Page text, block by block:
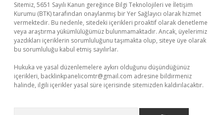
Sitemiz, 5651 Sayılı Kanun gereğince Bilgi Teknolojileri ve İletişim
Kurumu (BTK) tarafından onaylanmış bir Yer Sağlayıcı olarak hizmet
vermektedir. Bu nedenle, sitedeki içerikleri proaktif olarak denetleme
veya araştırma yükümlülüğümüz bulunmamaktadır. Ancak, üyelerimiz
yazdıkları içeriklerin sorumluluğunu taşımakta olup, siteye üye olarak
bu sorumluluğu kabul etmiş sayılırlar.
Hukuka ve yasal düzenlemelere aykırı olduğunu düşündüğünüz
içerikleri, backlinkpanelicomtr@gmail.com adresine bildirmeniz
halinde, ilgili içerikler yasal süre içerisinde sitemizden kaldırılacaktır.